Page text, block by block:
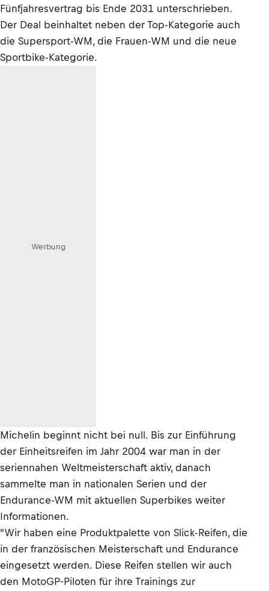
Fünfjahresvertrag bis Ende 2031 unterschrieben.
Der Deal beinhaltet neben der Top-Kategorie auch
die Supersport-WM, die Frauen-WM und die neue
Sportbike-Kategorie.
Werbung
Michelin beginnt nicht bei null. Bis zur Einführung
der Einheitsreifen im Jahr 2004 war man in der
seriennahen Weltmeisterschaft aktiv, danach
sammelte man in nationalen Serien und der
Endurance-WM mit aktuellen Superbikes weiter
Informationen.
"Wir haben eine Produktpalette von Slick-Reifen, die
in der französischen Meisterschaft und Endurance
eingesetzt werden. Diese Reifen stellen wir auch
den MotoGP-Piloten für ihre Trainings zur